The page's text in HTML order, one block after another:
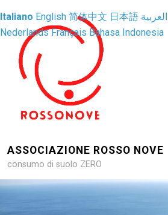
ASSOCIAZIONE ROSSO NOVE
consumo di suolo ZERO
Italiano English 简体中文 日本語 العربية
Nederlands Français Bahasa Indonesia